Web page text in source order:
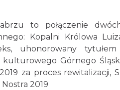
to połączenie
Kopalni Królowa
uhonorowany
Górnego
za proces rewitalizacji,
2019